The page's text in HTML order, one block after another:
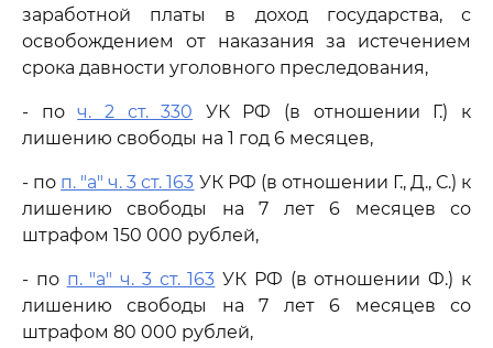
заработной платы в доход государства, с
освобождением от наказания за истечением
срока давности уголовного преследования,
- поч. 2 ст. 330 УК РФ (в отношении Г.) к
лишению свободы на 1 год 6 месяцев,
- по п. "а" ч. 3 ст. 163 УК РФ (в отношении Г., Д., С.) к
лишению свободы на 7 лет 6 месяцев со
штрафом 150 000 рублей,
- по п. "а" ч. 3 ст. 163 УК РФ (в отношении Ф.) к
лишению свободы на 7 лет 6 месяцев со
штрафом 80 000 рублей,